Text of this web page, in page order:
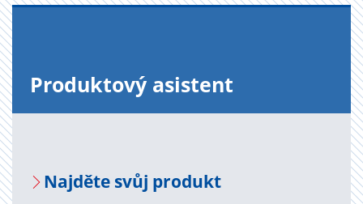
Pro­duk­to­vý asi­s­tent
Na­jdě­te svůj pro­dukt